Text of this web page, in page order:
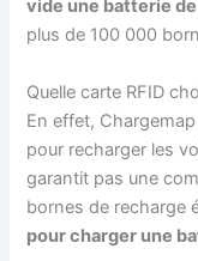
vide une batterie
plus de 100 000
Quelle carte RFID
En effet,
pour recharger les
garantit pas une
bornes de recharge
pour charger une